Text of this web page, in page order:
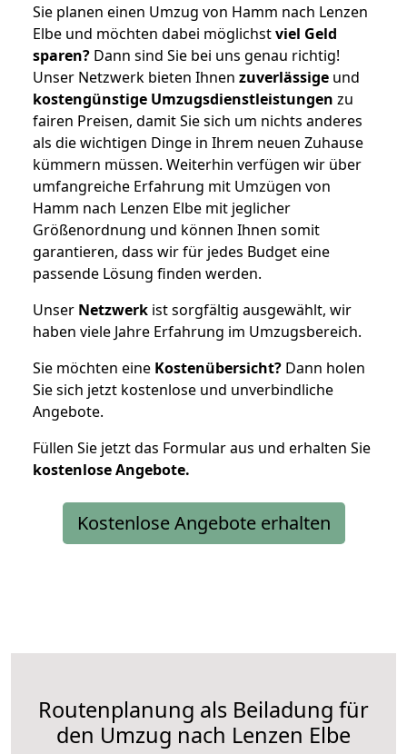
Sie planen einen Umzug von Hamm nach Lenzen
Elbe und möchten dabei möglichstviel Geld
sparen? Dann sind Sie bei uns genau richtig!
Unser Netzwerk bieten Ihnen zuverlässige und
kostengünstige Umzugsdienstleistungen zu
fairen Preisen, damit Sie sich um nichts anderes
als die wichtigen Dinge in Ihrem neuen Zuhause
kümmern müssen. Weiterhin verfügen wir über
umfangreiche Erfahrung mit Umzügen von
Hamm nach Lenzen Elbe mit jeglicher
Größenordnung und können Ihnen somit
garantieren, dass wir für jedes Budget eine
passende Lösung finden werden.
Unser Netzwerk ist sorgfältig ausgewählt, wir
haben viele Jahre Erfahrung im Umzugsbereich.
Sie möchten eine Kostenübersicht? Dann holen
Sie sich jetzt kostenlose und unverbindliche
Angebote.
Füllen Sie jetzt das Formular aus und erhalten Sie
kostenloseAngebote.
Kostenlose Angebote erhalten
Routenplanung als Beiladung für
den Umzug nach Lenzen Elbe